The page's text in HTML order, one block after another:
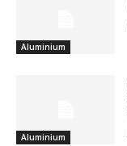
Aluminium
Aluminium